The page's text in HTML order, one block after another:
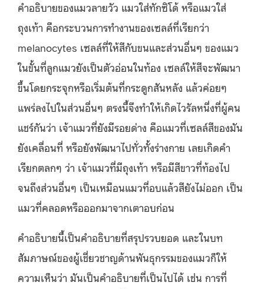
คำอธิบายของแมวลายวัว แมวใส่ทักซิโด้ หรือแมวใส่
ถุงเท้า คือกระบวนการทำงานของเซลล์ที่เรียกว่า
melanocytes เซลล์ที่ให้สีกับขนและส่วนอื่นๆ ของแมว
ในขั้นที่ลูกแมวยังเป็นตัวอ่อนในท้อง เซลล์ให้สีจะพัฒนา
ขึ้นโดยกระจุกหรือเริ่มต้นที่กระดูกสันหลัง แล้วค่อยๆ
แพร่ลงไปในส่วนอื่นๆ ตรงนี้จึงทำให้เกิดไวรัลหนึ่งที่ผู้คน
แชร์กันว่า เจ้าแมวที่ยังมีรอยด่าง คือแมวที่เซลล์สีของมัน
ยังเคลื่อนที่ หรือยังพัฒนาไปทั่วทั้งร่างกาย เลยเกิดคำ
เรียกตลกๆ ว่า เจ้าแมวที่มีถุงเท้า หรือมีสีขาวที่ท้องไป
จนถึงส่วนอื่นๆ เป็นเหมือนแมวที่อบแล้วสียังไม่ออก เป็น
แมวที่คลอดหรือออกมาจากเตาอบก่อน
คำอธิบายนี้เป็นคำอธิบายที่สรุปรวบยอด และในบท
สัมภาษณ์ของผู้เชี่ยวชาญด้านพันธุกรรมของแมวก็ให้
ความเห็นว่า มันเป็นคำอธิบายที่เป็นไปได้ เช่น การที่